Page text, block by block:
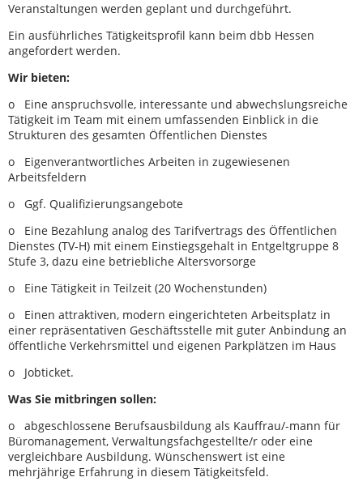
Veranstaltungen werden geplant und durchgeführt.
Ein ausführliches Tätigkeitsprofil kann beim dbb Hessen
angefordert werden.
Wir bieten:
o Eine anspruchsvolle, interessante und abwechslungsreiche
Tätigkeit im Team mit einem umfassenden Einblick in die
Strukturen des gesamten Öffentlichen Dienstes
o Eigenverantwortliches Arbeiten in zugewiesenen
Arbeitsfeldern
o Ggf. Qualifizierungsangebote
o Eine Bezahlung analog des Tarifvertrags des Öffentlichen
Dienstes (TV-H) mit einem Einstiegsgehalt in Entgeltgruppe 8
Stufe 3, dazu eine betriebliche Altersvorsorge
o Eine Tätigkeit in Teilzeit (20 Wochenstunden)
o Einen attraktiven, modern eingerichteten Arbeitsplatz in
einer repräsentativen Geschäftsstelle mit guter Anbindung an
öffentliche Verkehrsmittel und eigenen Parkplätzen im Haus
o Jobticket.
Was Sie mitbringen sollen:
o abgeschlossene Berufsausbildung als Kauffrau/-mann für
Büromanagement, Verwaltungsfachgestellte/r oder eine
vergleichbare Ausbildung. Wünschenswert ist eine
mehrjährige Erfahrung in diesem Tätigkeitsfeld.